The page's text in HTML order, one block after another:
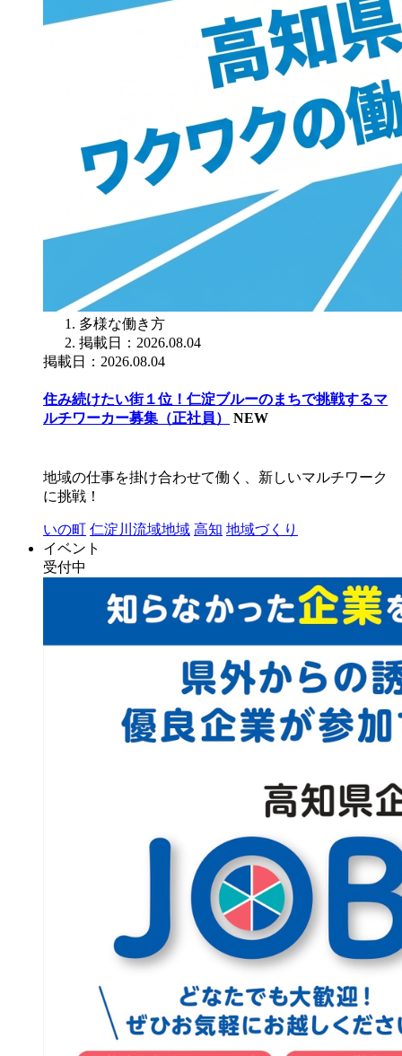
多様な働き方
掲載日：2026.08.04
掲載日：2026.08.04
住み続けたい街１位！仁淀ブルーのまちで挑戦するマ
ルチワーカー募集（正社員）
NEW
地域の仕事を掛け合わせて働く、新しいマルチワーク
に挑戦！
いの町 仁淀川流域地域 高知 地域づくり
イベント
受付中